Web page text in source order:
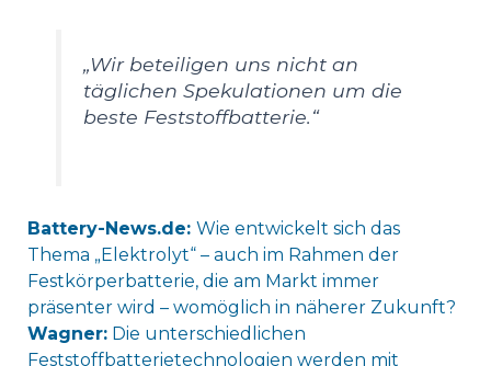
„Wir beteiligen uns nicht an
täglichen Spekulationen um die
beste Feststoffbatterie.“
Battery-News.de: Wie entwickelt sich das
Thema „Elektrolyt“ – auch im Rahmen der
Festkörperbatterie, die am Markt immer
präsenter wird – womöglich in näherer Zukunft?
Wagner:Die unterschiedlichen
Feststoffbatterietechnologien werden mit